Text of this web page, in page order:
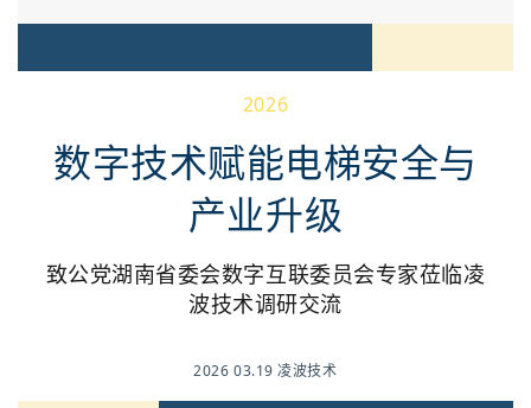
2026
数字技术赋能电梯安全与
产业升级
致公党湖南省委会数字互联委员会专家莅临凌
波技术调研交流
2026 03.19 凌波技术